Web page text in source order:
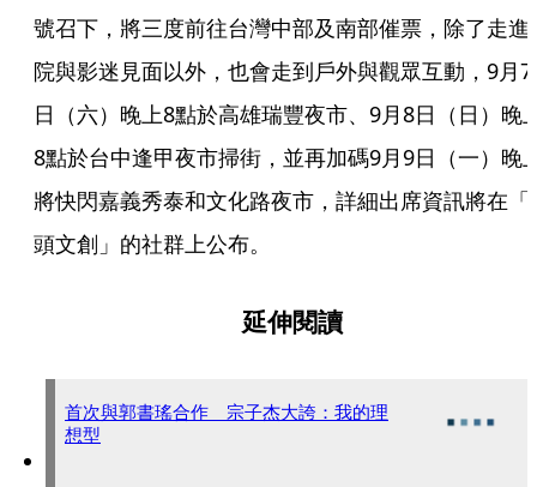
號召下，將三度前往台灣中部及南部催票，除了走進
院與影迷見面以外，也會走到戶外與觀眾互動，9月7
日（六）晚上8點於高雄瑞豐夜市、9月8日（日）晚
8點於台中逢甲夜市掃街，並再加碼9月9日（一）晚
將快閃嘉義秀泰和文化路夜市，詳細出席資訊將在「
頭文創」的社群上公布。
延伸閱讀
首次與郭書瑤合作 宗子杰大誇：我的理
想型